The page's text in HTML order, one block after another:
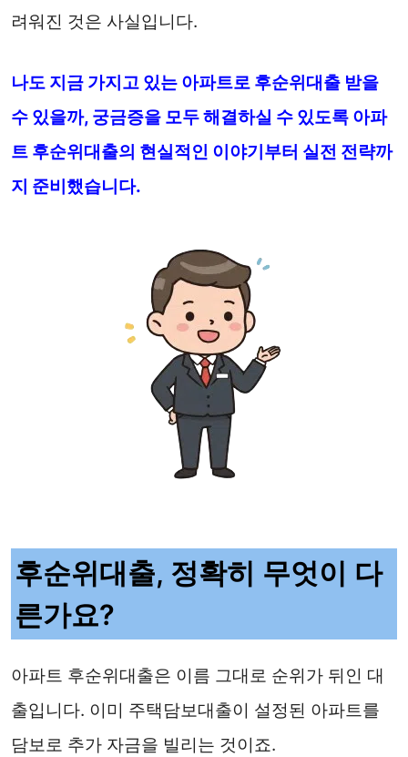
려워진 것은 사실입니다.
나도 지금 가지고 있는 아파트로 후순위대출 받을
수 있을까, 궁금증을 모두 해결하실 수 있도록 아파
트 후순위대출의 현실적인 이야기부터 실전 전략까
지 준비했습니다.
후순위대출, 정확히 무엇이 다
른가요?
아파트 후순위대출은 이름 그대로 순위가 뒤인 대
출입니다. 이미 주택담보대출이 설정된 아파트를
담보로 추가 자금을 빌리는 것이죠.